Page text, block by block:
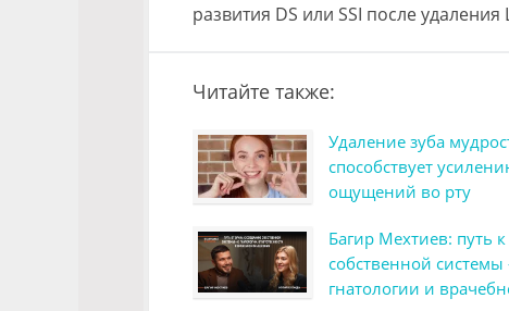
развития DS или SSI после
Читайте также:
Удаление зуба
способствует
ощущений во рту
Багир Мехтиев: путь
собственной системы
гнатологии и